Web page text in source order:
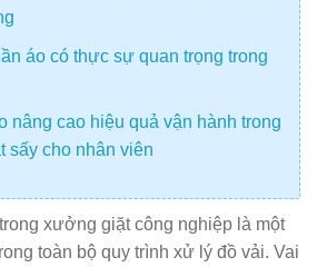
áo có thực sự quan trọng trong
nâng cao hiệu quả vận hành trong
sấy cho nhân viên
trong xưởng giặt công nghiệp là một
toàn bộ quy trình xử lý đồ vải. Vai